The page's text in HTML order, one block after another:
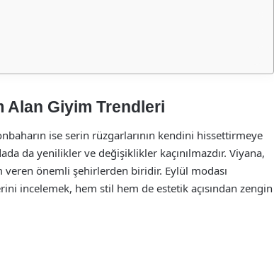
Alan Giyim Trendleri
ise serin rüzgarlarının kendini hissettirmeye
da yenilikler ve değişiklikler kaçınılmazdır. Viyana,
önemli şehirlerden biridir. Eylül modası
incelemek, hem stil hem de estetik açısından zengin